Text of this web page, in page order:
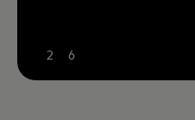
2 6